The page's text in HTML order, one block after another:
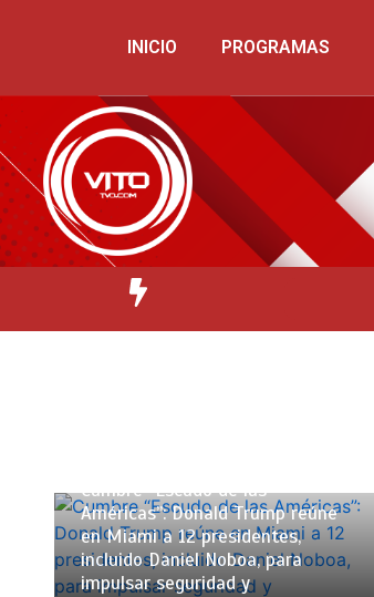
INICIO PROGRAMAS
Cumbre “Escudo de las
Américas”: Donald Trump reúne
en Miami a 12 presidentes,
incluido Daniel Noboa, para
impulsar seguridad y